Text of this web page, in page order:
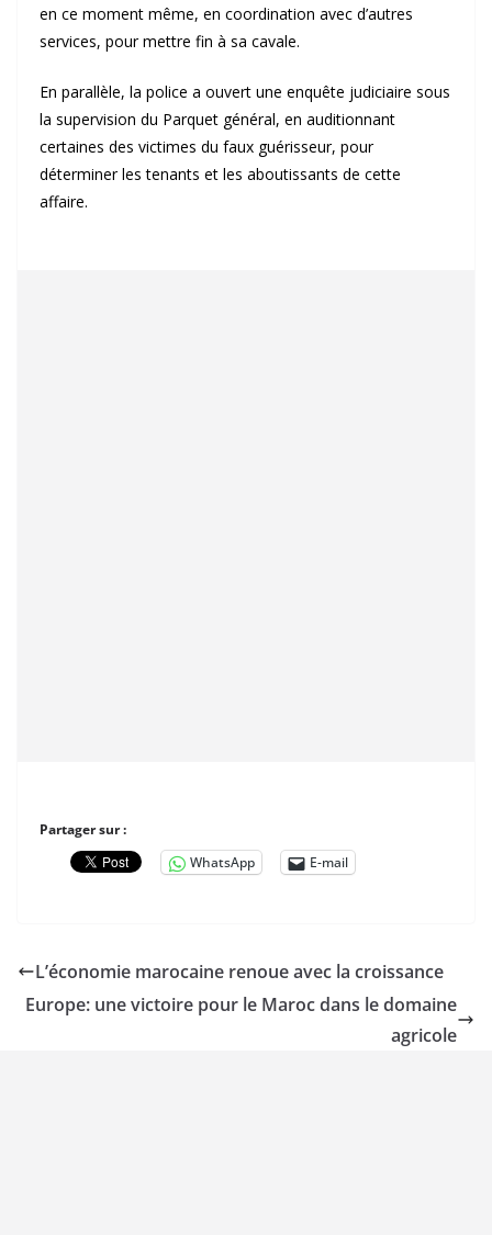
en ce moment même, en coordination avec d’autres
services, pour mettre fin à sa cavale.
En parallèle, la police a ouvert une enquête judiciaire sous
la supervision du Parquet général, en auditionnant
certaines des victimes du faux guérisseur, pour
déterminer les tenants et les aboutissants de cette
affaire.
Partager sur :
WhatsApp
E-mail
L’économie marocaine renoue avec la croissance
Europe: une victoire pour le Maroc dans le domaine
agricole